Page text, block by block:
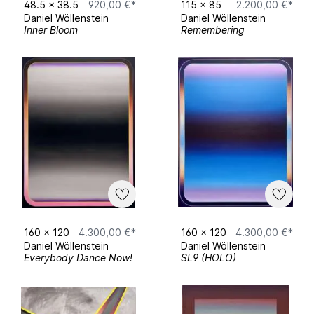
Upcoming
Juni SKM Pop Up Ausstellung München
August SKM Community Ausstellung Leipzig
Worum geht’s? Die Arbeiten stammen aus
dem Bilderzyklus „TUNING" - aus dem
Zeitraum 2018 bis heute, wobei die reinen
„TUNING“ Zyklus übernehmen. Es geht um
eine sukzessive Entgegenständlichung und
Reduzierung des Bildinhaltes, wobei
gemachte Phänomene in der Farb- und auch
Formanlage findbar sein können.
48.5 x 38.5
920,00 €*
Daniel Wöllenstein
Inner Bloom
115 x 85
2.200,00 €*
Daniel Wöllenstein
Remembering
160 x 120
4.300,00 €*
Daniel Wöllenstein
Everybody Dance Now!
160 x 120
4.300,00 €*
Daniel Wöllenstein
SL9 (HOLO)